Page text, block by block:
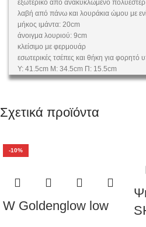
εξωτερικό από ανακυκλωμένο πολυέστερ
λαβή από πάνω και λουράκια ώμου με
μήκος ιμάντα: 20cm
άνοιγμα λουριού: 9cm
κλείσιμο με φερμουάρ
εσωτερικές τσέπες και θήκη για φορητό
Υ: 41.5cm Μ: 34.5cm Π: 15.5cm
Σχετικά προϊόντα
-10%
W Goldenglow low